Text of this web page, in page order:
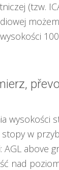
(tzw.
wysokości
w
AGL above
nad